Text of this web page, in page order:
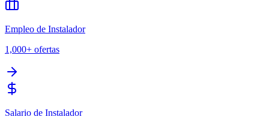
Empleo de Instalador
1,000+ ofertas
Salario de Instalador